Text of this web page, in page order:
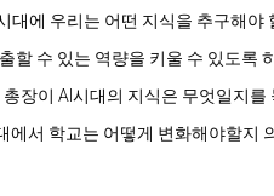
대에 우리는 어떤 지식을 추구해
할 수 있는 역량을 키울 수 있도록
장이 AI시대의 지식은 무엇일지를
에서 학교는 어떻게 변화해야할